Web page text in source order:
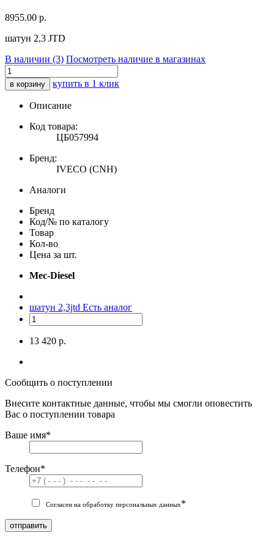
8955.00 р.
шатун 2,3 JTD
В наличии (3) Посмотреть наличие в магазинах
в корзину купить в 1 клик
Описание
Код товара:
ЦБ057994
Бренд:
IVECO (CNH)
Аналоги
Бренд
Код/№ по каталогу
Товар
Кол-во
Цена за шт.
Mec-Diesel
шатун 2,3jtd Есть аналог
13 420 р.
Сообщить о поступлении
Внесите контактные данные, чтобы мы смогли оповестить
Вас о поступлении товара
Ваше имя*
Телефон*
Согласен на обработку персональных данных*
отправить